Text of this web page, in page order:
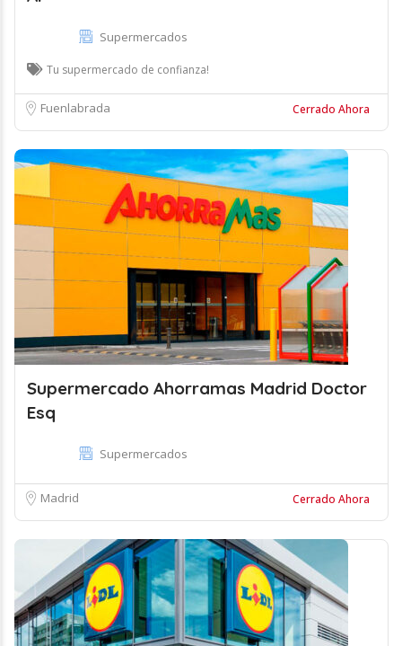
Supermercados
Tu supermercado de confianza!
Fuenlabrada Cerrado Ahora
Supermercado Ahorramas Madrid Doctor
Esq
Supermercados
Madrid Cerrado Ahora